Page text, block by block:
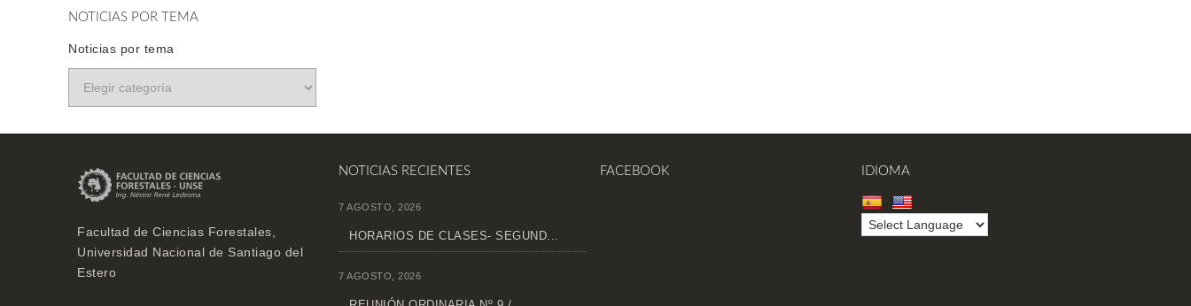
NOTICIAS POR TEMA
Noticias por tema
Facultad de Ciencias Forestales,
Universidad Nacional de Santiago del
Estero
NOTICIAS RECIENTES
7 AGOSTO, 2026
HORARIOS DE CLASES- SEGUND...
7 AGOSTO, 2026
FACEBOOK IDIOMA